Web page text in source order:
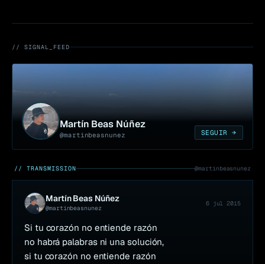
// SIGNAL_FEED
Martín Beas Núñez
@martinbeasnunez SEGUIR →
// TRANSMISSION @martinbeasnunez
Martín Beas Núñez
@martinbeasnunez
6 jul 2015
Si tu corazón no entiende razón
no habrá palabras ni una solución,
si tu corazón no entiende razón